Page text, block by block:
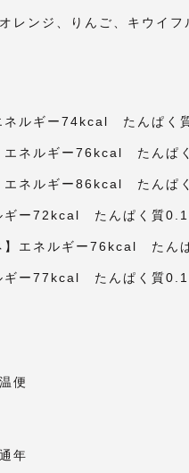
オレンジ、りんご、キウイフ
エネルギー74kcal たん
】エネルギー76kcal た
】エネルギー86kcal た
ルギー72kcal たんぱく
ネ】エネルギー76kcal た
ルギー77kcal たんぱく
便
通年